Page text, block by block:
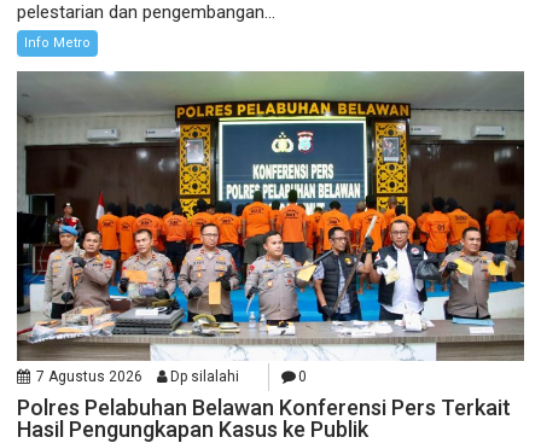
pelestarian dan pengembangan...
Info Metro
7 Agustus 2026 Dp silalahi 0
Polres Pelabuhan Belawan Konferensi Pers Terkait
Hasil Pengungkapan Kasus ke Publik